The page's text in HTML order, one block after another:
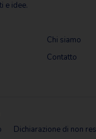
e idee.
Chi siamo
Contatto
Dichiarazione di non